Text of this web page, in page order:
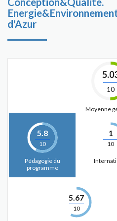
d'Azur
10
Moyenne
5.8
10
Pédagogie du
programme
1
10
5.67
10